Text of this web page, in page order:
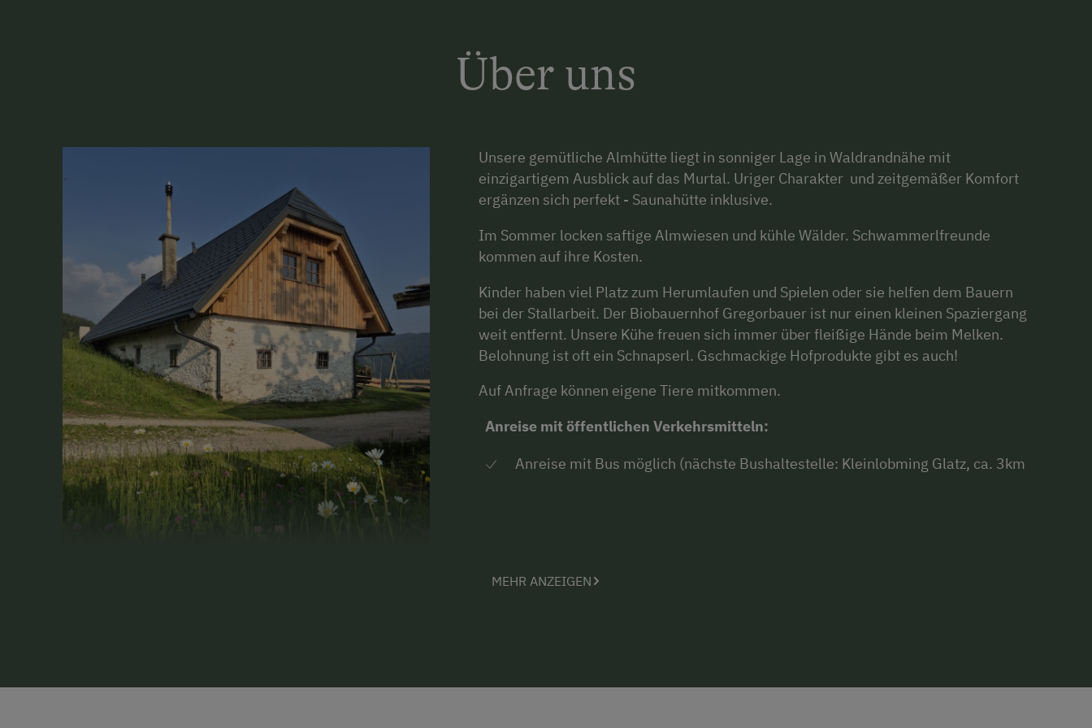
Über uns
Unsere gemütliche Almhütte liegt in sonniger Lage in Waldrandnähe mit
einzigartigem Ausblick auf das Murtal. Uriger Charakter und zeitgemäßer Komfort
ergänzen sich perfekt - Saunahütte inklusive.
Im Sommer locken saftige Almwiesen und kühle Wälder. Schwammerlfreunde
kommen auf ihre Kosten.
Kinder haben viel Platz zum Herumlaufen und Spielen oder sie helfen dem Bauern
bei der Stallarbeit. Der Biobauernhof Gregorbauer ist nur einen kleinen Spaziergang
weit entfernt. Unsere Kühe freuen sich immer über fleißige Hände beim Melken.
Belohnung ist oft ein Schnapserl. Gschmackige Hofprodukte gibt es auch!
Auf Anfrage können eigene Tiere mitkommen.
Anreise mit öffentlichen Verkehrsmitteln:
Anreise mit Bus möglich (nächste Bushaltestelle: Kleinlobming Glatz, ca. 3km
MEHR ANZEIGEN